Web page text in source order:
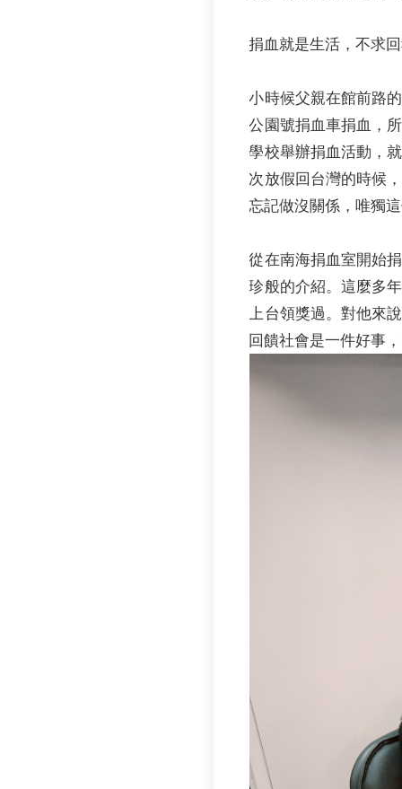
捐血就是生活，不求
小時候父親在館前路
公園號捐血車捐血，
學校舉辦捐血活動，
次放假回台灣的時候
忘記做沒關係，唯獨
從在南海捐血室開始
珍般的介紹。這麼多
上台領獎過。對他來
回饋社會是一件好事